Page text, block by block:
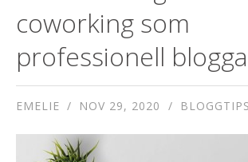
coworking som
professionell
EMELIE NOV 29, 2020 BLOGGTIPS